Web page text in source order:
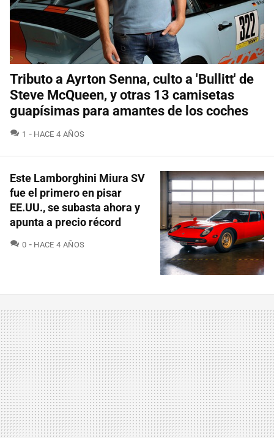
Tributo a Ayrton Senna, culto a 'Bullitt' de
Steve McQueen, y otras 13 camisetas
guapísimas para amantes de los coches
1 COMENTARIOS
HACE 4 AÑOS
Este Lamborghini Miura SV
fue el primero en pisar
EE.UU., se subasta ahora y
apunta a precio récord
0 COMENTARIOS
HACE 4 AÑOS